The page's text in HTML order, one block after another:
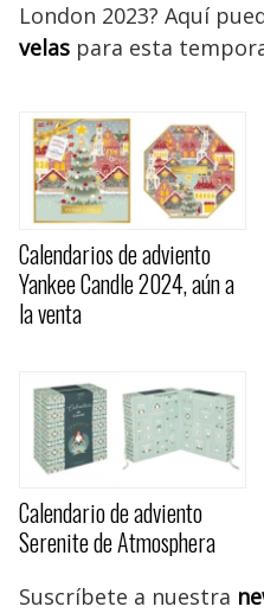
London 2023? Aquí
velas para esta
Calendarios de adviento
Yankee Candle 2024, aún a
la venta
Calendario de adviento
Serenite de Atmosphera
Suscríbete a nuestra